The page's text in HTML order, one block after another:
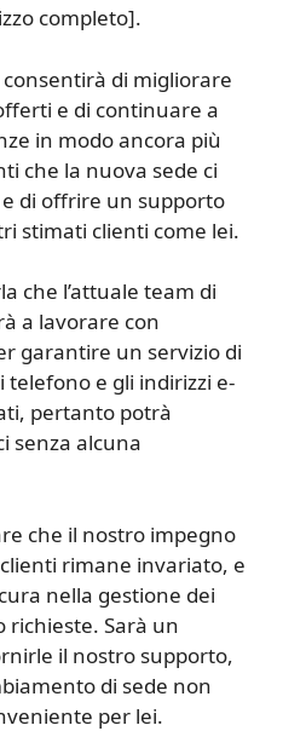
completo].
di migliorare
e di continuare a
in modo ancora più
che la nuova sede ci
di offrire un supporto
stimati clienti come lei.
che l’attuale team di
a lavorare con
garantire un servizio di
e gli indirizzi e-
pertanto potrà
senza alcuna
che il nostro impegno
rimane invariato, e
nella gestione dei
richieste. Sarà un
il nostro supporto,
di sede non
per lei.